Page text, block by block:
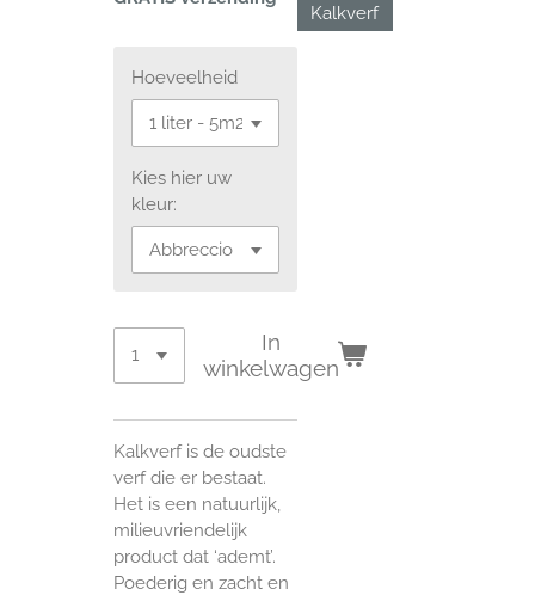
Kalkverf
Hoeveelheid
Kies hier uw
kleur:
In
winkelwagen
Kalkverf is de oudste
verf die er bestaat.
Het is een natuurlijk,
milieuvriendelijk
product dat ‘ademt’.
Poederig en zacht en